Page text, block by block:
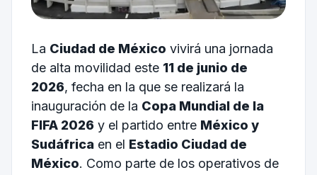
La Ciudad de México vivirá una jornada
de alta movilidad este 11 de junio de
2026, fecha en la que se realizará la
inauguración de la Copa Mundial de la
FIFA 2026 y el partido entre México y
Sudáfricaen el Estadio Ciudad de
México. Como parte de los operativos de